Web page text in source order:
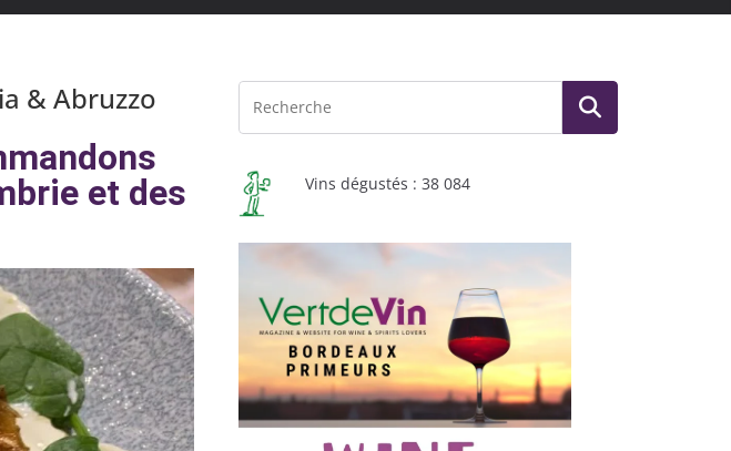
& Abruzzo
et des
Vins dégustés : 38 084